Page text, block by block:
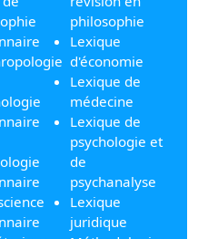
philosophie
Lexique
d'économie
Lexique de
médecine
Lexique de
psychologie et
de
psychanalyse
Lexique
juridique